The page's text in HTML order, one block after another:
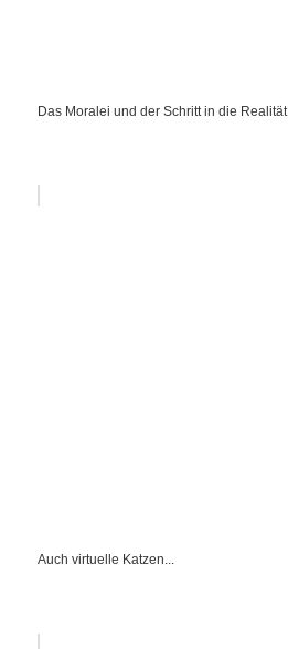
Das Moralei und der Schritt in die Realität
Auch virtuelle Katzen...